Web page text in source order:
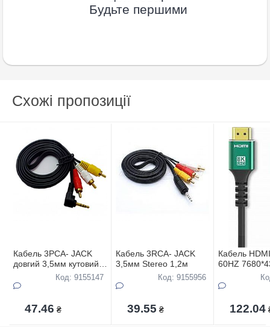
Будьте першими
Схожі пропозиції
Кабель 3PCA- JACK
довгий 3,5мм кутовий
Код: 9155147
47.46 ₴
Кабель 3RCA- JACK
3,5мм Stereo 1,2м
Код: 9155956
39.55 ₴
Кабель
60HZ
122.04